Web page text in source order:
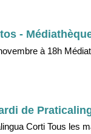
-
à 18h
de
Corti Tous les